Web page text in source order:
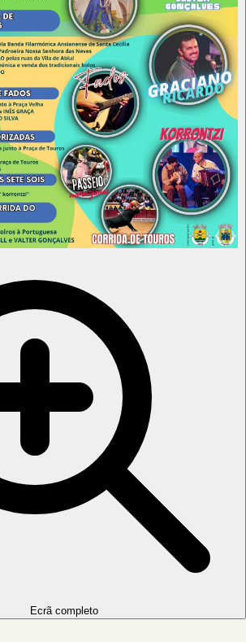
Ecrã completo